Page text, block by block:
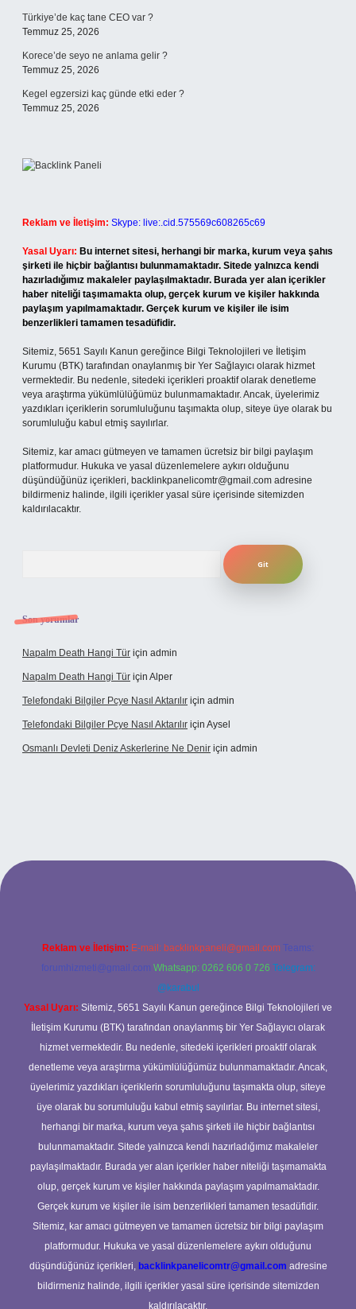
Türkiye’de kaç tane CEO var ?
Temmuz 25, 2026
Korece’de seyo ne anlama gelir ?
Temmuz 25, 2026
Kegel egzersizi kaç günde etki eder ?
Temmuz 25, 2026
Reklam ve İletişim: Skype: live:.cid.575569c608265c69
Yasal Uyarı: Bu internet sitesi, herhangi bir marka, kurum veya şahıs
şirketi ile hiçbir bağlantısı bulunmamaktadır. Sitede yalnızca kendi
hazırladığımız makaleler paylaşılmaktadır. Burada yer alan içerikler
haber niteliği taşımamakta olup, gerçek kurum ve kişiler hakkında
paylaşım yapılmamaktadır. Gerçek kurum ve kişiler ile isim
benzerlikleri tamamen tesadüfidir.
Sitemiz, 5651 Sayılı Kanun gereğince Bilgi Teknolojileri ve İletişim
Kurumu (BTK) tarafından onaylanmış bir Yer Sağlayıcı olarak hizmet
vermektedir. Bu nedenle, sitedeki içerikleri proaktif olarak denetleme
veya araştırma yükümlülüğümüz bulunmamaktadır. Ancak, üyelerimiz
yazdıkları içeriklerin sorumluluğunu taşımakta olup, siteye üye olarak bu
sorumluluğu kabul etmiş sayılırlar.
Sitemiz, kar amacı gütmeyen ve tamamen ücretsiz bir bilgi paylaşım
platformudur. Hukuka ve yasal düzenlemelere aykırı olduğunu
düşündüğünüz içerikleri, backlinkpanelicomtr@gmail.com adresine
bildirmeniz halinde, ilgili içerikler yasal süre içerisinde sitemizden
kaldırılacaktır.
Son yorumlar
Napalm Death Hangi Tür için admin
Napalm Death Hangi Tür için Alper
Telefondaki Bilgiler Pcye Nasıl Aktarılır için admin
Telefondaki Bilgiler Pcye Nasıl Aktarılır için Aysel
Osmanlı Devleti Deniz Askerlerine Ne Denir için admin
giriş
Reklam ve İletişim: E-mail: backlinkpaneli@gmail.com Teams:
forumhizmeti@gmail.com Whatsapp: 0262 606 0 726 Telegram:
@karabul
Yasal Uyarı: Sitemiz, 5651 Sayılı Kanun gereğince Bilgi Teknolojileri ve
İletişim Kurumu (BTK) tarafından onaylanmış bir Yer Sağlayıcı olarak
hizmet vermektedir. Bu nedenle, sitedeki içerikleri proaktif olarak
denetleme veya araştırma yükümlülüğümüz bulunmamaktadır. Ancak,
üyelerimiz yazdıkları içeriklerin sorumluluğunu taşımakta olup, siteye
üye olarak bu sorumluluğu kabul etmiş sayılırlar. Bu internet sitesi,
herhangi bir marka, kurum veya şahıs şirketi ile hiçbir bağlantısı
bulunmamaktadır. Sitede yalnızca kendi hazırladığımız makaleler
paylaşılmaktadır. Burada yer alan içerikler haber niteliği taşımamakta
olup, gerçek kurum ve kişiler hakkında paylaşım yapılmamaktadır.
Gerçek kurum ve kişiler ile isim benzerlikleri tamamen tesadüfidir.
Sitemiz, kar amacı gütmeyen ve tamamen ücretsiz bir bilgi paylaşım
platformudur. Hukuka ve yasal düzenlemelere aykırı olduğunu
düşündüğünüz içerikleri, backlinkpanelicomtr@gmail.com adresine
bildirmeniz halinde, ilgili içerikler yasal süre içerisinde sitemizden
kaldırılacaktır.